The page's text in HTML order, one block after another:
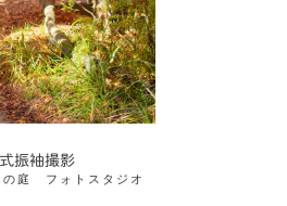
振袖撮影
庭 フォトスタジオ